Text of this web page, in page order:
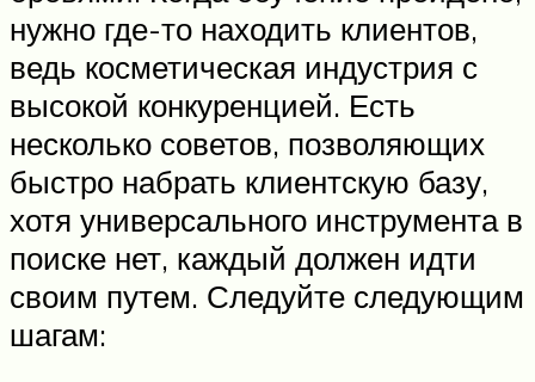
нужно где-то находить клиентов,
ведь косметическая индустрия с
высокой конкуренцией. Есть
несколько советов, позволяющих
быстро набрать клиентскую базу,
хотя универсального инструмента в
поиске нет, каждый должен идти
своим путем. Следуйте следующим
шагам: